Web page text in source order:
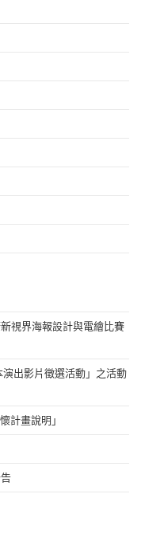
視界海報設計與電繪比賽
出影片徵選活動」之活動
計畫說明」